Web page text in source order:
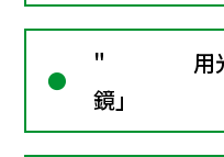
" 用光
鏡」 ●
るべ２･･･